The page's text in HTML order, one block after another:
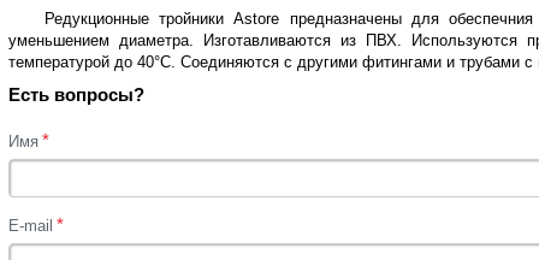
Редукционные тройники Astore предназначены для
уменьшением диаметра. Изготавливаются из ПВХ. Используются
температурой до 40°C. Соединяются с другими фитингами и
Есть вопросы?
Имя *
E-mail *